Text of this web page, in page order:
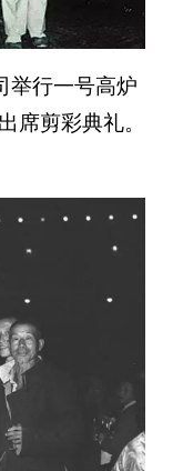
举行一号高炉
席剪彩典礼。